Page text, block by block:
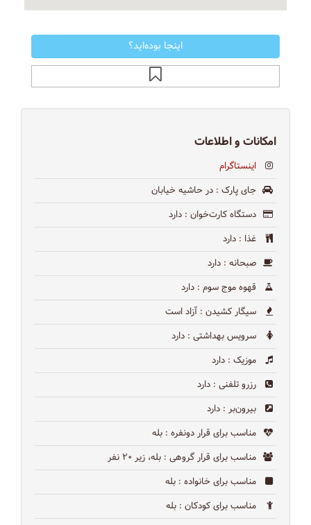
اینجا بوده‌اید؟
امکانات و اطلاعات
اینستاگرام
جای پارک : در حاشیه خیابان
دستگاه کارت‌خوان : دارد
غذا : دارد
صبحانه : دارد
قهوه موج سوم : دارد
سیگار کشیدن : آزاد است
سرویس بهداشتی : دارد
موزیک : دارد
رزرو تلفنی : دارد
بیرون‌بر : دارد
مناسب برای قرار دونفره : بله
مناسب برای قرار گروهی : بله، زیر ۲۰ نفر
مناسب برای خانواده : بله
مناسب برای کودکان : بله